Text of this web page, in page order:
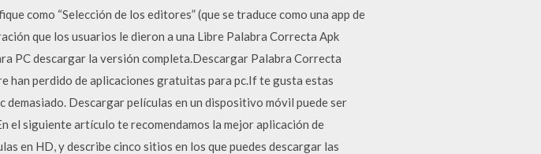
como “Selección de los editores” (que se traduce como una app de
que los usuarios le dieron a una Libre Palabra Correcta Apk
PC descargar la versión completa.Descargar Palabra Correcta
han perdido de aplicaciones gratuitas para pc.If te gusta estas
Descargar películas en un dispositivo móvil puede ser
el siguiente artículo te recomendamos la mejor aplicación de
en HD, y describe cinco sitios en los que puedes descargar las